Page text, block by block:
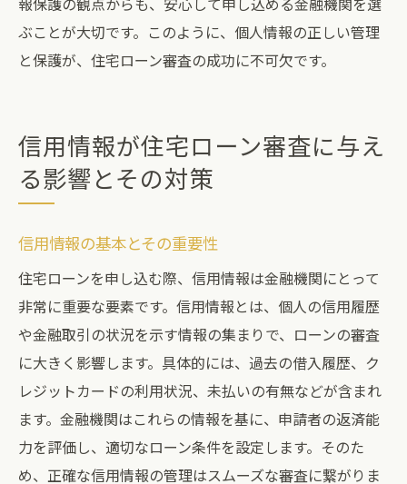
ぶことが大切です。このように、個人情報の正しい管理
と保護が、住宅ローン審査の成功に不可欠です。
信用情報が住宅ローン審査に与え
る影響とその対策
信用情報の基本とその重要性
住宅ローンを申し込む際、信用情報は金融機関にとって
非常に重要な要素です。信用情報とは、個人の信用履歴
や金融取引の状況を示す情報の集まりで、ローンの審査
に大きく影響します。具体的には、過去の借入履歴、ク
レジットカードの利用状況、未払いの有無などが含まれ
ます。金融機関はこれらの情報を基に、申請者の返済能
力を評価し、適切なローン条件を設定します。そのた
め、正確な信用情報の管理はスムーズな審査に繋がりま